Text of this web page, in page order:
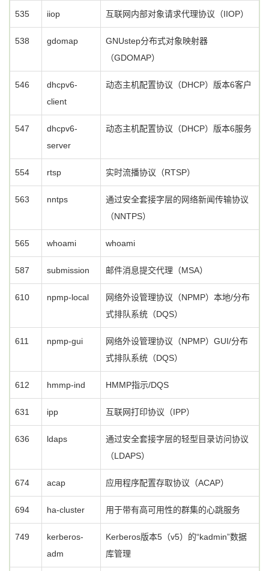
535 iiop 互联网内部对象请求代理协议（IIOP）
538 gdomap
GNUstep分布式对象映射器
（GDOMAP）
546
dhcpv6-
client
动态主机配置协议（DHCP）版本6客户
547
dhcpv6-
server
动态主机配置协议（DHCP）版本6服务
554 rtsp 实时流播协议（RTSP）
563 nntps
通过安全套接字层的网络新闻传输协议
（NNTPS）
565 whoami whoami
587 submission 邮件消息提交代理（MSA）
610 npmp-local
网络外设管理协议（NPMP）本地/分布
式排队系统（DQS）
611 npmp-gui
网络外设管理协议（NPMP）GUI/分布
式排队系统（DQS）
612 hmmp-ind HMMP指示/DQS
631 ipp 互联网打印协议（IPP）
636 ldaps
通过安全套接字层的轻型目录访问协议
（LDAPS）
674 acap 应用程序配置存取协议（ACAP）
694 ha-cluster 用于带有高可用性的群集的心跳服务
749
kerberos-
adm
Kerberos版本5（v5）的“kadmin”数据
库管理